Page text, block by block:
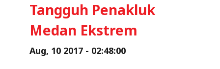
Tangguh Penakluk
Medan Ekstrem
Aug, 10 2017 - 02:48:00